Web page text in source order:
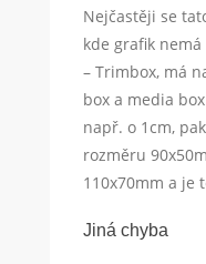
Nejčastěji se
kde grafik
– Trimbox, má
box a media
např. o 1cm,
rozměru
110x70mm a je
Jiná chyba